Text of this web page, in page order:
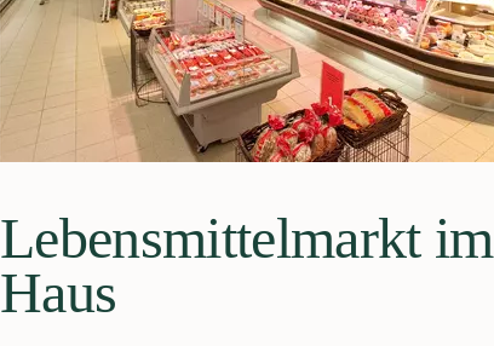
Lebensmittelmarkt im
Haus